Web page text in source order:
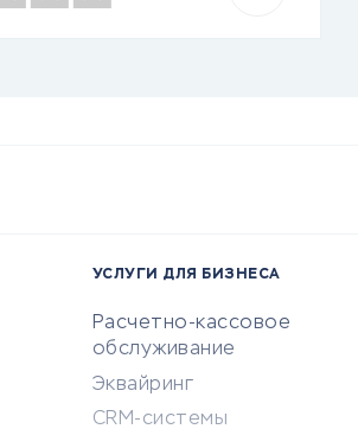
УСЛУГИ ДЛЯ БИЗНЕСА
Расчетно-кассовое
обслуживание
Эквайринг
CRM-системы